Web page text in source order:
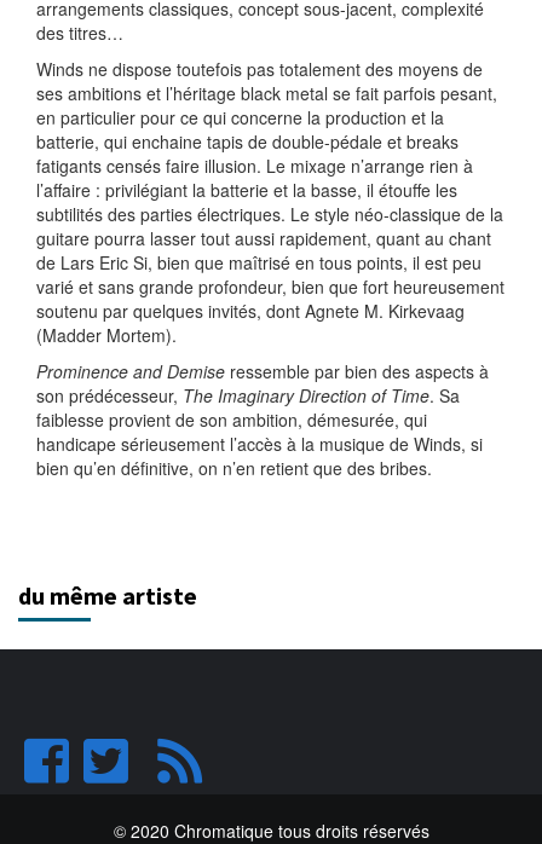
arrangements classiques, concept sous-jacent, complexité
des titres…
Winds ne dispose toutefois pas totalement des moyens de
ses ambitions et l’héritage black metal se fait parfois pesant,
en particulier pour ce qui concerne la production et la
batterie, qui enchaine tapis de double-pédale et breaks
fatigants censés faire illusion. Le mixage n’arrange rien à
l’affaire : privilégiant la batterie et la basse, il étouffe les
subtilités des parties électriques. Le style néo-classique de la
guitare pourra lasser tout aussi rapidement, quant au chant
de Lars Eric Si, bien que maîtrisé en tous points, il est peu
varié et sans grande profondeur, bien que fort heureusement
soutenu par quelques invités, dont Agnete M. Kirkevaag
(Madder Mortem).
Prominence and Demise ressemble par bien des aspects à
son prédécesseur, The Imaginary Direction of Time. Sa
faiblesse provient de son ambition, démesurée, qui
handicape sérieusement l’accès à la musique de Winds, si
bien qu’en définitive, on n’en retient que des bribes.
du même artiste
© 2020 Chromatique tous droits réservés